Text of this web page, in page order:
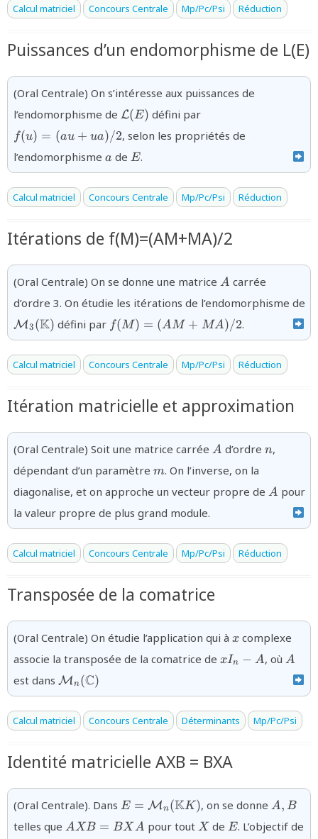
Calcul matriciel Concours Centrale Mp/Pc/Psi Réduction
Puissances d’un endomorphisme de L(E)
(Oral Centrale) On s’intéresse aux puissances de
l’endomorphisme de {\mathcal{L}
(E)}
L(E) défini par{f(u)=
f(u) = (au + ua)/2, selon les propriétés de
l’endomorphisme {a}
a de {E}
E.
Calcul matriciel Concours Centrale Mp/Pc/Psi Réduction
Itérations de f(M)=(AM+MA)/2
(Oral Centrale) On se donne une matrice {A}
A carrée
d’ordre 3. On étudie les itérations de l’endomorphisme de
{\mathcal{M}_3(\mathbb{K})}
M3 (K) défini par {f(M)=
(AM+MA)/2}
f(M) = (AM + MA)/2.
Calcul matriciel Concours Centrale Mp/Pc/Psi Réduction
Itération matricielle et approximation
(Oral Centrale) Soit une matrice carrée {A}
A d’ordre {n}
n,
dépendant d’un paramètre {m}
m. On l’inverse, on la
diagonalise, et on approche un vecteur propre de {A}
A pour
la valeur propre de plus grand module.
Calcul matriciel Concours Centrale Mp/Pc/Psi Réduction
Transposée de la comatrice
(Oral Centrale) On étudie l’application qui à {x}
xcomplexe
associe la transposée de la comatrice de {xI_n-
xIn − A, où {A}
A
est dans {\mathcal{M}_n(\mathbb{C})}
Mn (C)
Calcul matriciel Concours Centrale Déterminants Mp/Pc/Psi
Identité matricielle AXB = BXA
(Oral Centrale). Dans E = Mn (KK), on se donne {A,B
A, B
telles que {AXB=BXA}
AXB = BX A pour tout {X}
X de {E}
E. L’objectif de